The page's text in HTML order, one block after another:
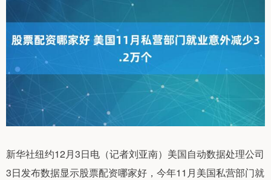
新华社纽约12月3日电（记者刘亚南）美国自动数据处理公司
3日发布数据显示股票配资哪家好，今年11月美国私营部门就